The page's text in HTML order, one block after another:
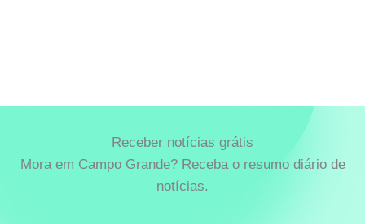
Receber notícias grátis
Mora em Campo Grande? Receba o resumo diário de
notícias.